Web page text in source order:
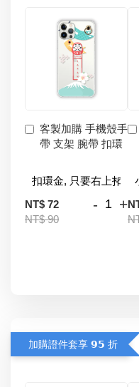
客製加購 手機殼手
帶 支架 腕帶 扣環
NT$ 72
NT$ 90
- +
加購證件套享 𝟵𝟱 折